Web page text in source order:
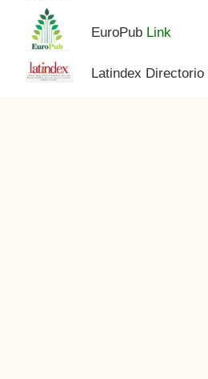
EuroPub Link
Latindex Directorio